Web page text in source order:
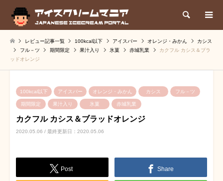
検索
レビュー記事一覧 100kcal以下 アイスバー オレンジ・みかん
カシス
フル－ツ
期間限定 果汁入り 氷菓 赤城乳業
カクフル カシス＆ブラ
ッドオレンジ
100kcal以下 アイスバー オレンジ・みかん カシス フル－ツ
期間限定 果汁入り 氷菓 赤城乳業
カクフル カシス＆ブラッドオレンジ
2020.05.06 / 最終更新日：2020.05.06
Post Share